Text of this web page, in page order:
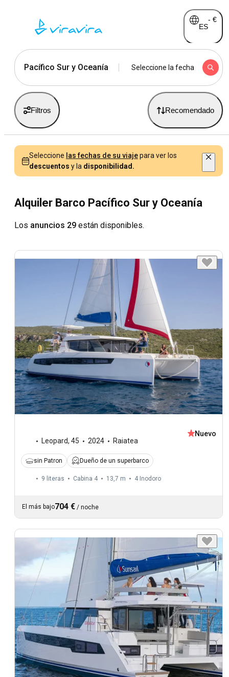
ES
- €
Pacífico Sur y Oceanía Seleccione la fecha
Filtros Recomendado
Seleccione las fechas de su viajepara ver los
descuentos y la disponibilidad.
Alquiler Barco Pacífico Sur y Oceanía
Los anuncios 29 están disponibles.
Leopard, 45 2024 Raiatea
Nuevo
sin Patron Dueño de un superbarco
9 literas Cabina 4 13,7 m 4 Inodoro
El más bajo704 € / noche